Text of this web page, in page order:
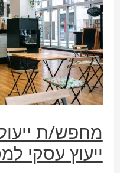
מחפש/ת
ייעוץ עסקי